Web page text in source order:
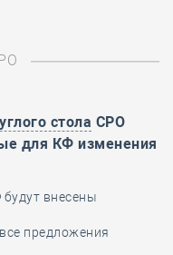
стола СРО
для КФ изменения
внесены
предложения